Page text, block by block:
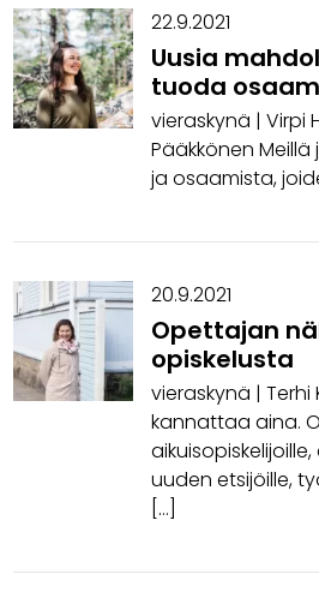
22.9.2021
Uusia
tuoda
vieraskynä | Virpi
Pääkkönen
ja osaamista,
20.9.2021
Opettajan
opiskelusta
vieraskynä | Terhi
kannattaa aina.
uuden etsijöille,
[…]